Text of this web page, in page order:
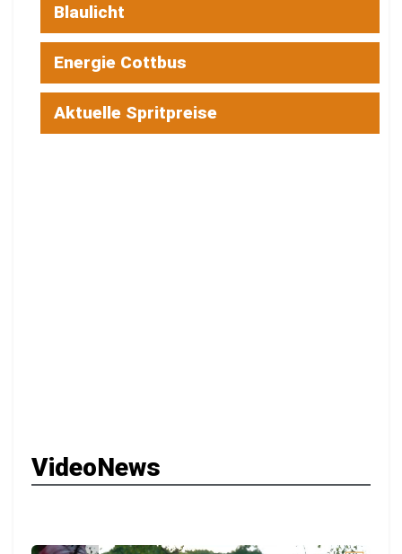
Blaulicht
Energie Cottbus
Aktuelle Spritpreise
VideoNews